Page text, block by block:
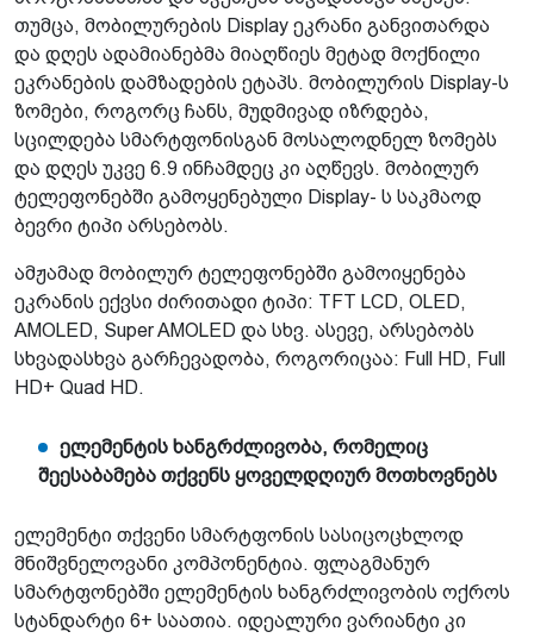
თუმცა, მობილურების Display ეკრანი განვითარდა
და დღეს ადამიანებმა მიაღწიეს მეტად მოქნილი
ეკრანების დამზადების ეტაპს. მობილურის Display-ს
ზომები, როგორც ჩანს, მუდმივად იზრდება,
სცილდება სმარტფონისგან მოსალოდნელ ზომებს
და დღეს უკვე 6.9 ინჩამდეც კი აღწევს. მობილურ
ტელეფონებში გამოყენებული Display- ს საკმაოდ
ბევრი ტიპი არსებობს.
ამჟამად მობილურ ტელეფონებში გამოიყენება
ეკრანის ექვსი ძირითადი ტიპი: TFT LCD, OLED,
AMOLED, Super AMOLED და სხვ. ასევე, არსებობს
სხვადასხვა გარჩევადობა, როგორიცაა: Full HD, Full
HD+ Quad HD.
ელემენტის ხანგრძლივობა, რომელიც
შეესაბამება თქვენს ყოველდღიურ მოთხოვნებს
ელემენტი თქვენი სმარტფონის სასიცოცხლოდ
მნიშვნელოვანი კომპონენტია. ფლაგმანურ
სმარტფონებში ელემენტის ხანგრძლივობის ოქროს
სტანდარტი 6+ საათია. იდეალური ვარიანტი კი